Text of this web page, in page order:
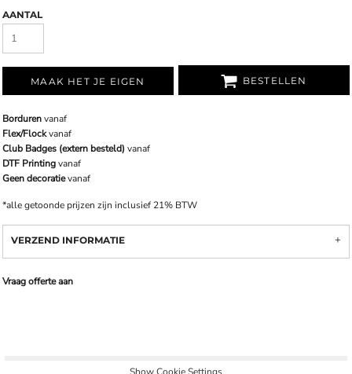
AANTAL
MAAK HET JE EIGEN BESTELLEN
Bordurenvanaf
Flex/Flockvanaf
Club Badges (extern besteld) vanaf
DTF Printingvanaf
Geen decoratievanaf
*alle getoonde prijzen zijn inclusief 21% BTW
VERZEND INFORMATIE
Vraag offerte aan